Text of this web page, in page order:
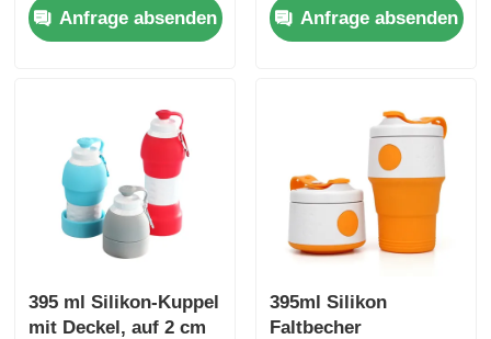
zusammenklappbare
Becher 270ml
Anfrage absenden Anfrage absenden
395 ml Silikon-Kuppel
mit Deckel, auf 2 cm
395ml Silikon
Faltbecher